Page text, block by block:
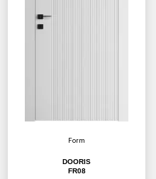
Form
DOORIS
FR08